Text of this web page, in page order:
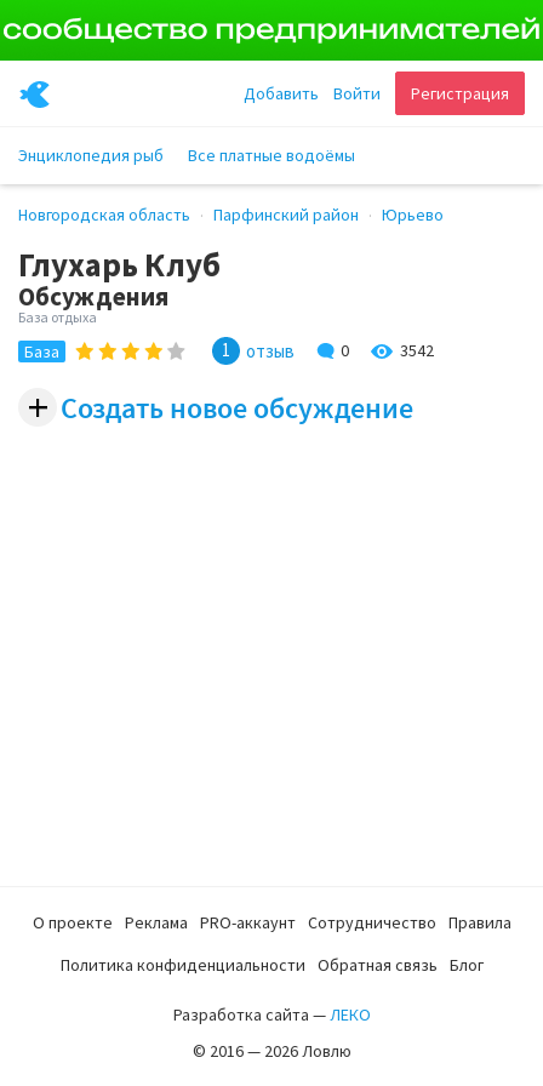
Регистрация
Войти
Добавить
Энциклопедия рыб Все платные водоёмы
Новгородская область Парфинский район Юрьево
Глухарь Клуб
Обсуждения
База отдыха
База 1 отзыв 0 3542
+ Создать новое обсуждение
О проекте Реклама PRO-аккаунт Сотрудничество
Правила
Политика конфиденциальности
Обратная связь Блог
Разработка сайта —ЛЕКО
© 2016 — 2026 Ловлю